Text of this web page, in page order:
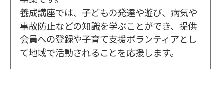
養成講座では、子どもの発達や遊び、病気や
事故防止などの知識を学ぶことができ、提供
会員への登録や子育て支援ボランティアとし
て地域で活動されることを応援します。